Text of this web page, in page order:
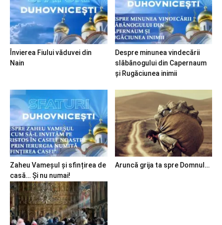
Învierea Fiului văduvei din
Nain
Despre minunea vindecării
slăbănogului din Capernaum
și Rugăciunea inimii
Zaheu Vameșul și sfințirea de
casă… Și nu numai!
Aruncă grija ta spre Domnul…